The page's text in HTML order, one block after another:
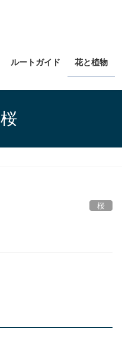
ルートガイド 花と植物
桜
桜